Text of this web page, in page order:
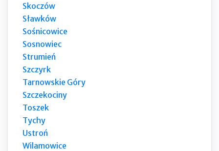
Skoczów
Sławków
Sośnicowice
Sosnowiec
Strumień
Szczyrk
Tarnowskie Góry
Szczekociny
Toszek
Tychy
Ustroń
Wilamowice